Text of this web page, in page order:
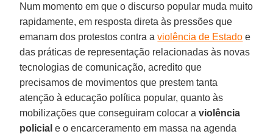
Num momento em que o discurso popular muda muito
rapidamente, em resposta direta às pressões que
emanam dos protestos contra aviolência de Estado e
das práticas de representação relacionadas às novas
tecnologias de comunicação, acredito que
precisamos de movimentos que prestem tanta
atenção à educação política popular, quanto às
mobilizações que conseguiram colocar aviolência
policial e o encarceramento em massa na agenda